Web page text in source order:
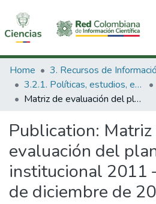
Communities & Collections
All of DSpace
Home
3.2.1. Políticas, estudios, evaluaciones e indicadores de CTeI
Matriz de evaluación del plan estratégico institucional 2011 – 2014 a 31 de diciembre de 2012
Publication: Matriz
evaluación del
institucional 2011
de diciembre de